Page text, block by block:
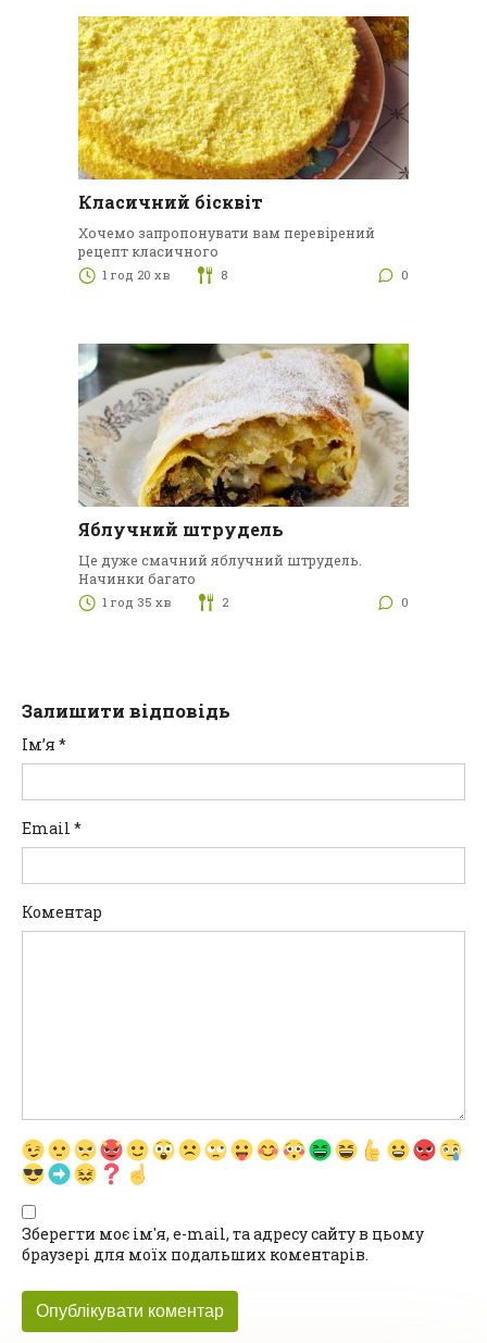
Класичний бісквіт
Хочемо запропонувати вам перевірений
рецепт класичного
1 год 20 хв 8 0
Яблучний штрудель
Це дуже смачний яблучний штрудель.
Начинки багато
1 год 35 хв 2 0
Залишити відповідь
Ім’я *
Email *
Коментар
Зберегти моє ім'я, e-mail, та адресу сайту в цьому
браузері для моїх подальших коментарів.